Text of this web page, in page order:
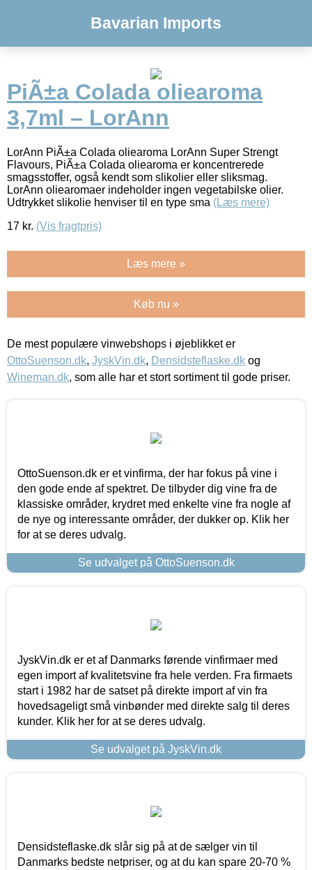
Bavarian Imports
PiÃ±a Colada oliearoma
3,7ml – LorAnn
LorAnn PiÃ±a Colada oliearoma LorAnn Super Strengt
Flavours, PiÃ±a Colada oliearoma er koncentrerede
smagsstoffer, også kendt som slikolier eller sliksmag.
LorAnn oliearomaer indeholder ingen vegetabilske olier.
Udtrykket slikolie henviser til en type sma (Læs mere)
17 kr. (Vis fragtpris)
Læs mere »
Køb nu »
De mest populære vinwebshops i øjeblikket er
OttoSuenson.dk, JyskVin.dk, Densidsteflaske.dk og
Wineman.dk, som alle har et stort sortiment til gode priser.
OttoSuenson.dk er et vinfirma, der har fokus på vine i
den gode ende af spektret. De tilbyder dig vine fra de
klassiske områder, krydret med enkelte vine fra nogle af
de nye og interessante områder, der dukker op. Klik her
for at se deres udvalg.
Se udvalget på OttoSuenson.dk
JyskVin.dk er et af Danmarks førende vinfirmaer med
egen import af kvalitetsvine fra hele verden. Fra firmaets
start i 1982 har de satset på direkte import af vin fra
hovedsageligt små vinbønder med direkte salg til deres
kunder. Klik her for at se deres udvalg.
Se udvalget på JyskVin.dk
Densidsteflaske.dk slår sig på at de sælger vin til
Danmarks bedste netpriser, og at du kan spare 20-70 %